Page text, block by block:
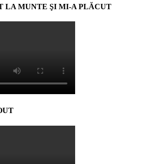
LA MUNTE ŞI MI-A PLĂCUT